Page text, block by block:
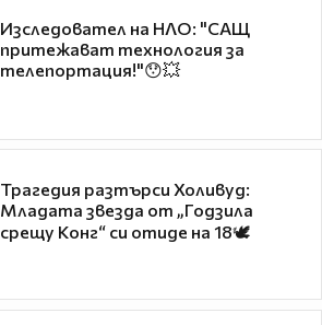
Изследовател на НЛО: "САЩ
притежават технология за
телепортация!"😯💥
Трагедия разтърси Холивуд:
Младата звезда от „Годзила
срещу Конг“ си отиде на 18🕊️